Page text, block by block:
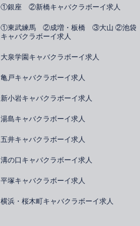
①銀座 ②新橋キャバクラボーイ求人
①東武練馬 ②成増・板橋 ③大山 ②池袋
キャバクラボーイ求人
大泉学園キャバクラボーイ求人
亀戸キャバクラボーイ求人
新小岩キャバクラボーイ求人
湯島キャバクラボーイ求人
五井キャバクラボーイ求人
溝の口キャバクラボーイ求人
平塚キャバクラボーイ求人
横浜・桜木町キャバクラボーイ求人